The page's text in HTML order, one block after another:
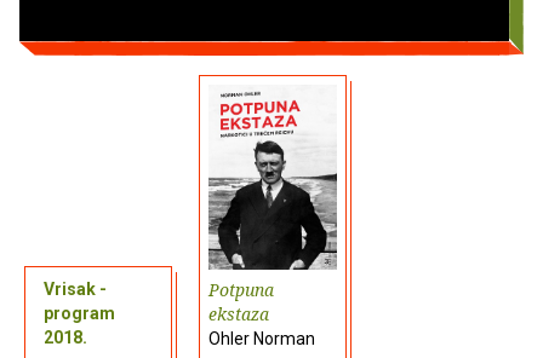
Vrisak -
program
2018.
Potpuna
ekstaza
Ohler Norman